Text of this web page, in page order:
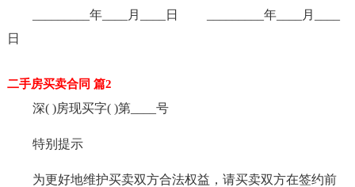
_________年____月____日 _________年____月____
日
二手房买卖合同 篇2
深( )房现买字( )第____号
特别提示
为更好地维护买卖双方合法权益，请买卖双方在签约前